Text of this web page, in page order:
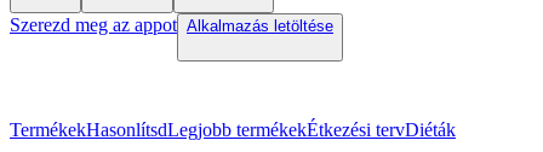
Szerezd meg az appot Alkalmazás letöltése
TermékekHasonlítsdLegjobb termékekÉtkezési tervDiéták